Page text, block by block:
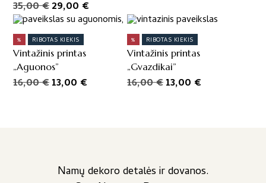
35,00€Original
price
was:
35,00 €.
29,00 €
price
29,00 €.
on
the
product
page
% RIBOTAS KIEKIS
Vintažinis printas
„Aguonos”
16,00€Original
13,00 €
% RIBOTAS KIEKIS
Vintažinis printas
„Gvazdikai”
16,00€Original
13,00 €
Namų dekoro detalės ir dovanos.